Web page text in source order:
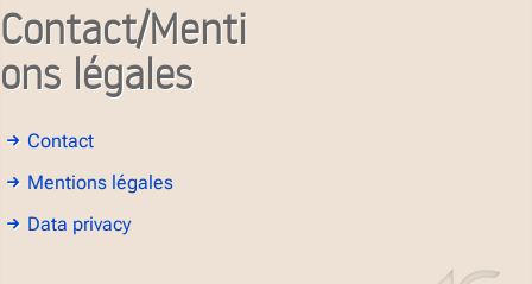
Contact/Menti
ons légales
Contact
Mentions légales
Data privacy